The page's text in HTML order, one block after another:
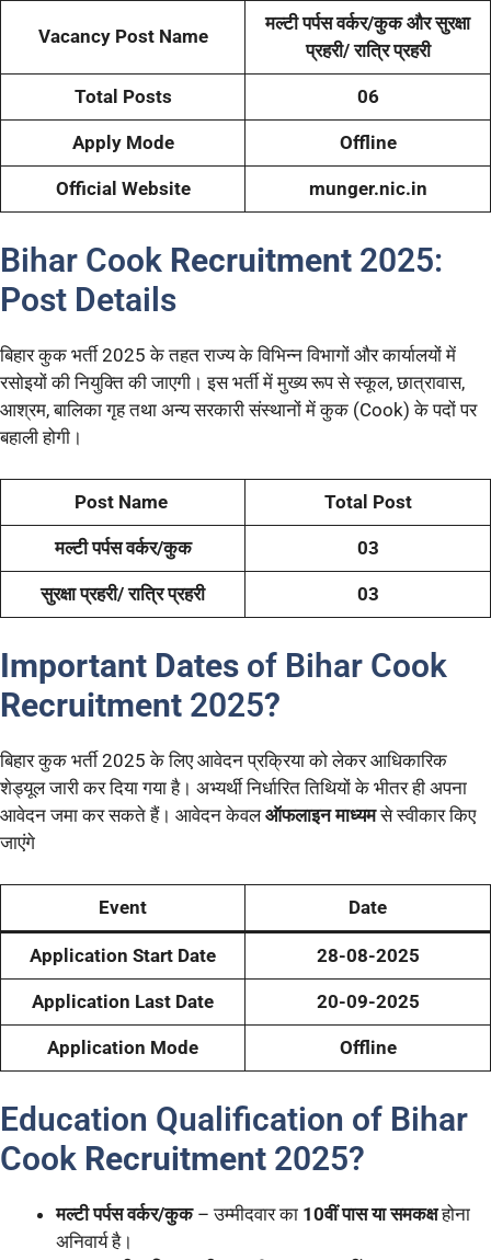
Vacancy Post Name
मल्टी पर्पस वर्कर/कुक और सुरक्षा
प्रहरी/ रात्रि प्रहरी
Total Posts 06
Apply Mode Offline
Official Website munger.nic.in
Bihar Cook Recruitment 2025:
Post Details
बिहार कुक भर्ती 2025 के तहत राज्य के विभिन्न विभागों और कार्यालयों में
रसोइयों की नियुक्ति की जाएगी। इस भर्ती में मुख्य रूप से स्कूल, छात्रावास,
आश्रम, बालिका गृह तथा अन्य सरकारी संस्थानों में कुक (Cook) के पदों पर
बहाली होगी।
Post Name Total Post
मल्टी पर्पस वर्कर/कुक 03
सुरक्षा प्रहरी/ रात्रि प्रहरी 03
Important Dates of Bihar Cook
Recruitment 2025?
बिहार कुक भर्ती 2025 के लिए आवेदन प्रक्रिया को लेकर आधिकारिक
शेड्यूल जारी कर दिया गया है। अभ्यर्थी निर्धारित तिथियों के भीतर ही अपना
आवेदन जमा कर सकते हैं। आवेदन केवलऑफलाइन माध्यमसे स्वीकार किए
जाएंगे
Event Date
Application Start Date 28-08-2025
Application Last Date 20-09-2025
Application Mode Offline
Education Qualification of Bihar
Cook Recruitment 2025?
मल्टी पर्पस वर्कर/कुक– उम्मीदवार का 10वीं पास या समकक्षहोना
अनिवार्य है।